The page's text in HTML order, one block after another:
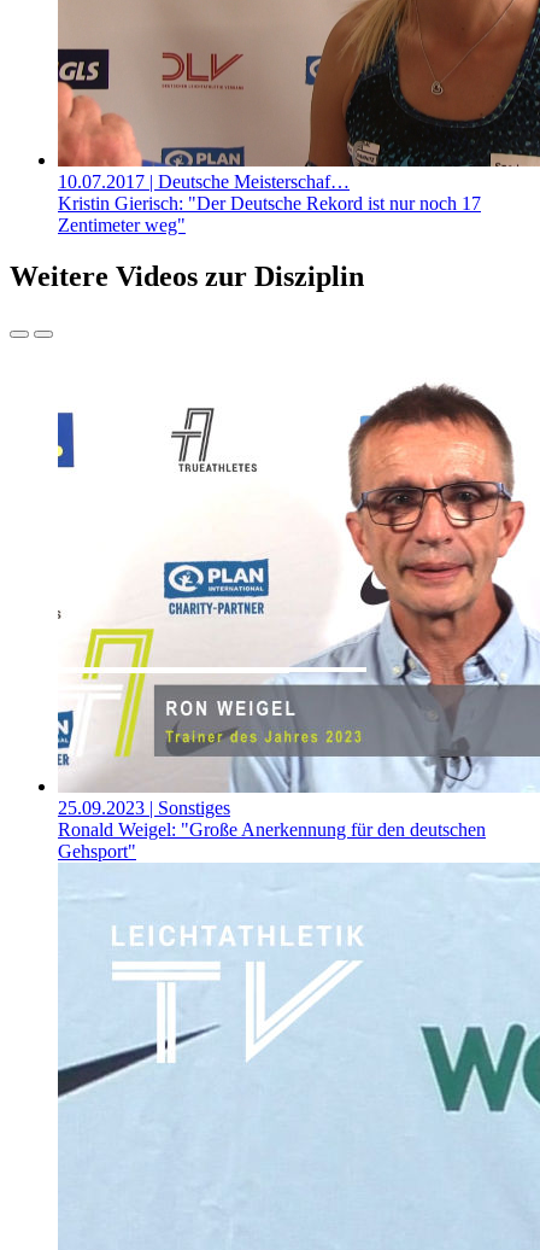
10.07.2017 | Deutsche Meisterschaf…
Kristin Gierisch: "Der Deutsche Rekord ist nur noch 17
Zentimeter weg"
Weitere Videos zur Disziplin
25.09.2023 | Sonstiges
Ronald Weigel: "Große Anerkennung für den deutschen
Gehsport"